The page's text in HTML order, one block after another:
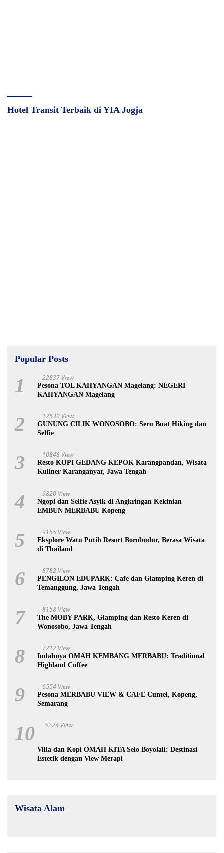
Hotel Transit Terbaik di YIA Jogja
Popular Posts
1 22837 View
Pesona TOL KAHYANGAN Magelang: NEGERI
KAHYANGAN Magelang
2 12530 View
GUNUNG CILIK WONOSOBO: Seru Buat Hiking dan
Selfie
3 10848 View
Resto KOPI GEDANG KEPOK Karangpandan, Wisata
Kuliner Karanganyar, Jawa Tengah
4 9820 View
Ngopi dan Selfie Asyik di Angkringan Kekinian
EMBUN MERBABU Kopeng
5 9155 View
Eksplore Watu Putih Resort Borobudur, Berasa Wisata
di Thailand
6 8782 View
PENGILON EDUPARK: Cafe dan Glamping Keren di
Temanggung, Jawa Tengah
7 8158 View
The MOBY PARK, Glamping dan Resto Keren di
Wonosobo, Jawa Tengah
8 7212 View
Indahnya OMAH KEMBANG MERBABU: Traditional
Highland Coffee
9 6554 View
Pesona MERBABU VIEW & CAFE Cuntel, Kopeng,
Semarang
10 5224 View
Villa dan Kopi OMAH KITA Selo Boyolali: Destinasi
Estetik dengan View Merapi
Wisata Alam